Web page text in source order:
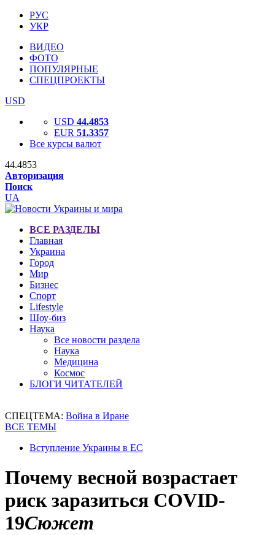
РУС
УКР
ВИДЕО
ФОТО
ПОПУЛЯРНЫЕ
СПЕЦПРОЕКТЫ
USD
USD 44.4853
EUR 51.3357
Все курсы валют
44.4853
Авторизация
Поиск
UA
ВСЕ РАЗДЕЛЫ
Главная
Украина
Город
Мир
Бизнес
Спорт
Lifestyle
Шоу-биз
Наука
Все новости раздела
Наука
Медицина
Космос
БЛОГИ ЧИТАТЕЛЕЙ
СПЕЦТЕМА: Война в Иране
ВСЕ ТЕМЫ
Вступление Украины в ЕС
Почему весной возрастает
риск заразиться COVID-
19Сюжет